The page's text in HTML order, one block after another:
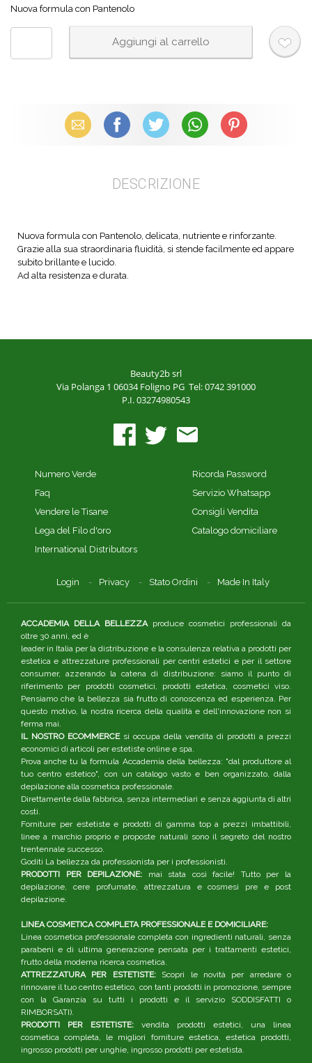
Nuova formula con Pantenolo
Email Facebook X (Twitter) WhatsAppPinterest
DESCRIZIONE
Nuova formula con Pantenolo, delicata, nutriente e rinforzante.
Grazie alla sua straordinaria fluidità, si stende facilmente ed appare
subito brillante e lucido.
Ad alta resistenza e durata.
Beauty2b srl
Via Polanga 1 06034 Foligno PG Tel: 0742 391000
P.I. 03274980543
Numero Verde
Faq
Vendere le Tisane
Lega del Filo d'oro
International Distributors
Ricorda Password
Servizio Whatsapp
Consigli Vendita
Catalogo domiciliare
Login Privacy Stato Ordini Made In Italy
ACCADEMIA DELLA BELLEZZAproduce cosmetici professionali da
oltre 30 anni, ed è
leader in Italia per la distribuzione e la consulenza relativa a prodotti per
estetica e attrezzature professionali per centri estetici e per il settore
consumer, azzerando la catena di distribuzione: siamo il punto di
riferimento per prodotti cosmetici, prodotti estetica, cosmetici viso.
Pensiamo che la bellezza sia frutto di conoscenza ed esperienza. Per
questo motivo, la nostra ricerca della qualità e dell'innovazione non si
ferma mai.
IL NOSTRO ECOMMERCEsi occupa della vendita di prodotti a prezzi
economici di articoli per estetiste online e spa.
Prova anche tu la formula Accademia della bellezza: "dal produttore al
tuo centro estetico", con un catalogo vasto e ben organizzato, dalla
depilazione alla cosmetica professionale.
Direttamente dalla fabbrica, senza intermediari e senza aggiunta di altri
costi.
Forniture per estetiste e prodotti di gamma top a prezzi imbattibili,
linee a marchio proprio e proposte naturali sono il segreto del nostro
trentennale successo.
Goditi La bellezza da professionista per i professionisti.
PRODOTTI PER DEPILAZIONE: mai stata così facile! Tutto per la
depilazione, cere profumate, attrezzatura e cosmesi pre e post
depilazione.
LINEA COSMETICA COMPLETA PROFESSIONALE E DOMICILIARE:
Linea cosmetica professionale completa con ingredienti naturali, senza
parabeni e di ultima generazione pensata per i trattamenti estetici,
frutto della moderna ricerca cosmetica.
ATTREZZATURA PER ESTETISTE:Scopri le novità per arredare o
rinnovare il tuo centro estetico, con tanti prodotti in promozione, sempre
con la Garanzia su tutti i prodotti e il servizio SODDISFATTI o
RIMBORSATI).
PRODOTTI PER ESTETISTE: vendita prodotti estetici, una linea
cosmetica completa, le migliori forniture estetica, estetica prodotti,
ingrosso prodotti per unghie, ingrosso prodotti per estetista.